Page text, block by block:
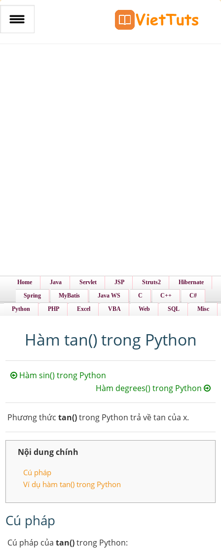
Home Java Servlet JSP Struts2
Hibernate
Spring
MyBatis Java WS C C++
C#
Python
PHP Excel VBA Web SQL Misc
Hàm tan() trong Python
Hàm sin() trong Python
Hàm degrees() trong Python
Phương thức tan()trong Python trả về tan của x.
Nội dung chính
Cú pháp
Ví dụ hàm tan() trong Python
Cú pháp
Cú pháp của tan()trong Python: